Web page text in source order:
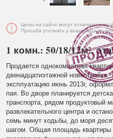
Цены на сайте могут отличаться от
Просьба уточнять у владельца по
1 комн.: 50/18/12м²,
Продается однокомнатная
двенадцатиэтажной
эксплуатацию июнь 2013г,
пая. Во дворе планируется
транспорта, рядом продуктовый
развлекательного центра и
семь минут ходьбы, до моря
шагом. Общая площадь квартиры